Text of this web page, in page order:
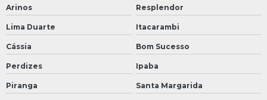
Arinos Resplendor
Lima Duarte Itacarambi
Cássia Bom Sucesso
Perdizes Ipaba
Piranga Santa Margarida